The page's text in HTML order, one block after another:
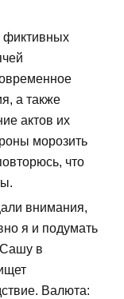
фиктивных
а также
актов их
морозить
что
внимания,
я и подумать
Сашу в
Валюта: